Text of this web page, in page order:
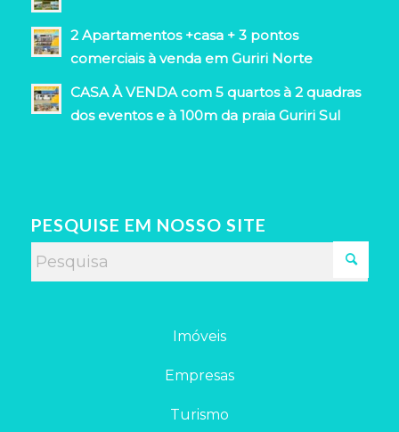
2 Apartamentos +casa + 3 pontos
comerciais à venda em Guriri Norte
CASA À VENDA com 5 quartos à 2 quadras
dos eventos e à 100m da praia Guriri Sul
PESQUISE EM NOSSO SITE
Imóveis
Empresas
Turismo